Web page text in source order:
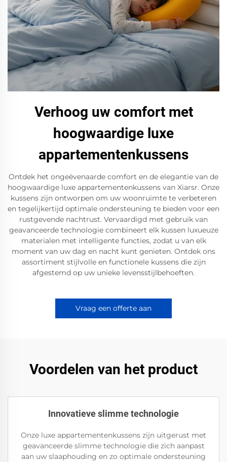
Verhoog uw comfort met
hoogwaardige luxe
appartementenkussens
Ontdek het ongeëvenaarde comfort en de elegantie van de
hoogwaardige luxe appartementenkussens van Xiarsr. Onze
kussens zijn ontworpen om uw woonruimte te verbeteren
en tegelijkertijd optimale ondersteuning te bieden voor een
rustgevende nachtrust. Vervaardigd met gebruik van
geavanceerde technologie combineert elk kussen luxueuze
materialen met intelligente functies, zodat u van elk
moment van uw dag en nacht kunt genieten. Ontdek ons
assortiment stijlvolle en functionele kussens die zijn
afgestemd op uw unieke levensstijlbehoeften.
Vraag een offerte aan
Voordelen van het product
Innovatieve slimme technologie
Onze luxe appartementenkussens zijn uitgerust met
geavanceerde slimme technologie die zich aanpast
aan uw slaaphouding en zo optimale ondersteuning